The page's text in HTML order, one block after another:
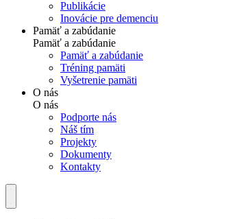
Publikácie
Inovácie pre demenciu
Pamäť a zabúdanie
Pamäť a zabúdanie
Pamäť a zabúdanie
Tréning pamäti
Vyšetrenie pamäti
O nás
O nás
Podporte nás
Náš tím
Projekty
Dokumenty
Kontakty